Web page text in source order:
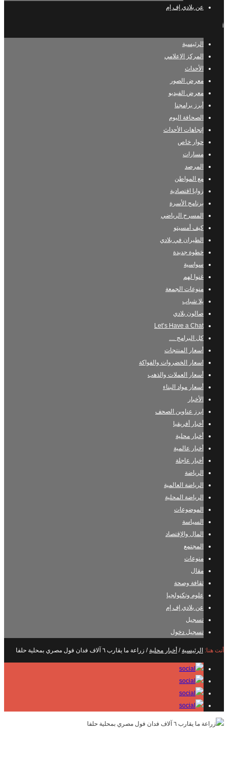
عن بلادي إف إم
i
الرئيسية
المركز الإعلامي
الأحداث
معرض الصور
معرض الفيديو
أبرز برامجنا
الصحافة اليوم
إتجاهات الأحداث
حوار خاص
مسارات
المرصد
مع المواطن
زوايا اقتصادية
برنامج الأسرة
المسرح الرياضي
كيف أمسيتو
الطيران في بلادي
خطوة جديدة
سواسية
غنوا لهم
منوعات الجمعة
يلا شباب
صالون بلادي
Let’s Have a Chat
كل البرامج …
أسعار المنتجات
اسعار الخضروات والفواكة
أسعار العملات والذهب
أسعار مواد البناء
الأخبار
ابرز عناوين الصحف
أخبار أفريقيا
أخبار محلية
أخبار عالمية
أخبار عاجلة
الرياضة
الرياضة العالمية
الرياضة المحلية
الموضوعات
السياسة
المال والإقتصاد
المجتمع
منوعات
مقال
ثقافة وصحة
علوم وتكنولجيا
عن بلادي إف إم
تسجيل
تسجيل دخول
أنت هنا: الرئيسية / أخبار محلية / زراعة ما يقارب ٦ آلاف فدان فول مصري بمحلية حلفا